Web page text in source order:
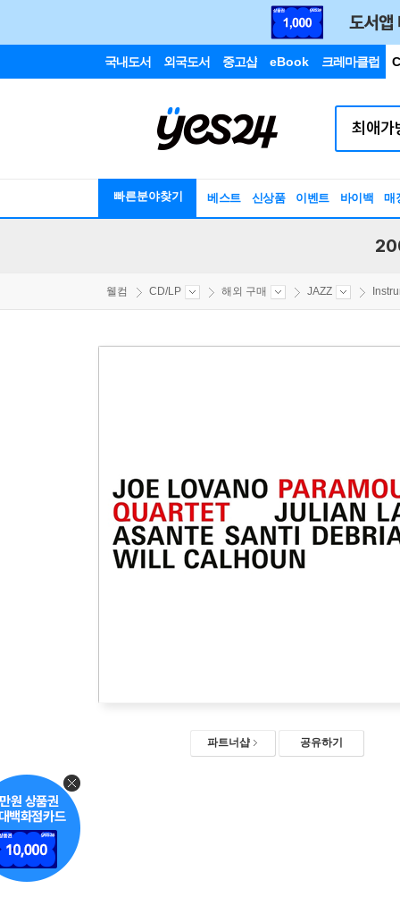
국내도서 외국도서 중고샵 eBook 크레마클럽
빠른분야찾기 베스트 신상품 이벤트 바이백 매
웰컴 CD/LP 해외 구매 JAZZ
파트너샵 공유하기